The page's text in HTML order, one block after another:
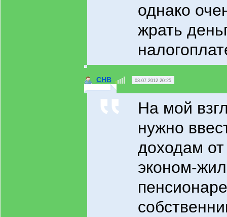
однако
жрать
СНВ 03.07.2012 20:25
На мой
нужно
доходам
эконом-